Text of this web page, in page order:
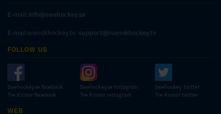
E-mail: info@swehockey.se
E-mail:svenskhockey.tv: support@svenskhockey.tv
FOLLOW US
Swehockeyse facebook
Tre Kronor facebook
Swehockeyse Instagram
Tre Kronor instagram
Swehockey twitter
Tre Kronor twitter
WEB